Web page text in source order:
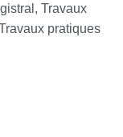
Travaux
pratiques